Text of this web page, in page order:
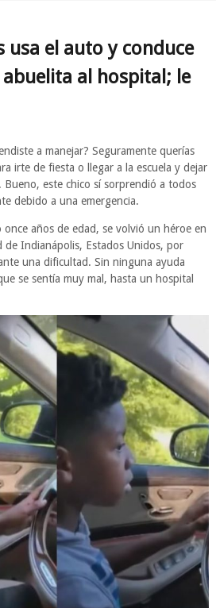
usa el auto y conduce
al hospital; le
a manejar? Seguramente querías
irte de fiesta o llegar a la escuela y dejar
este chico sí sorprendió a todos
debido a una emergencia.
once años de edad, se volvió un héroe en
de Indianápolis, Estados Unidos, por
una dificultad. Sin ninguna ayuda
se sentía muy mal, hasta un hospital